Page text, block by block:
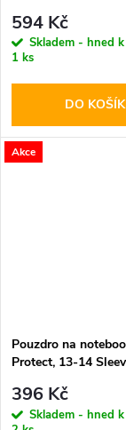
594 Kč
Skladem - hned
1 ks
DO
Akce
Pouzdro na
Protect, 13-14
396 Kč
Skladem - hned